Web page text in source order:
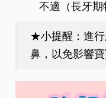
不適（長牙期
★小提醒：進行
鼻，以免影響寶